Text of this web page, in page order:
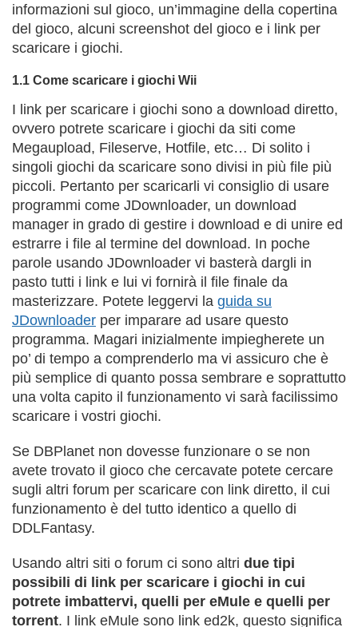
informazioni sul gioco, un’immagine della copertina
del gioco, alcuni screenshot del gioco e i link per
scaricare i giochi.
1.1 Come scaricare i giochi Wii
I link per scaricare i giochi sono a download diretto,
ovvero potrete scaricare i giochi da siti come
Megaupload, Fileserve, Hotfile, etc… Di solito i
singoli giochi da scaricare sono divisi in più file più
piccoli. Pertanto per scaricarli vi consiglio di usare
programmi come JDownloader, un download
manager in grado di gestire i download e di unire ed
estrarre i file al termine del download. In poche
parole usando JDownloader vi basterà dargli in
pasto tutti i link e lui vi fornirà il file finale da
masterizzare. Potete leggervi la guida su
JDownloader per imparare ad usare questo
programma. Magari inizialmente impiegherete un
po’ di tempo a comprenderlo ma vi assicuro che è
più semplice di quanto possa sembrare e soprattutto
una volta capito il funzionamento vi sarà facilissimo
scaricare i vostri giochi.
Se DBPlanet non dovesse funzionare o se non
avete trovato il gioco che cercavate potete cercare
sugli altri forum per scaricare con link diretto, il cui
funzionamento è del tutto identico a quello di
DDLFantasy.
Usando altri siti o forum ci sono altri due tipi
possibili di link per scaricare i giochi in cui
potrete imbattervi, quelli per eMule e quelli per
torrent. I link eMule sono link ed2k, questo significa